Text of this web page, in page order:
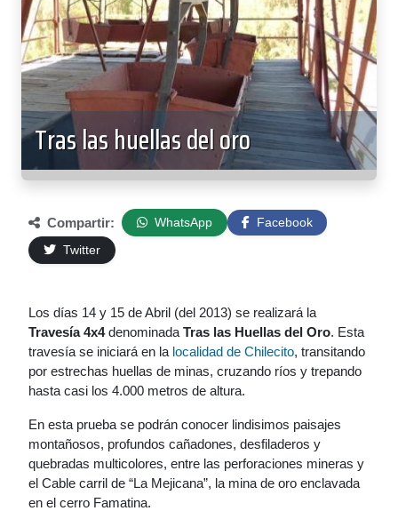
Tras las huellas del oro
Compartir: WhatsApp
Facebook
Twitter
Los días 14 y 15 de Abril (del 2013) se realizará la
Travesía 4x4denominada Tras las Huellas del Oro. Esta
travesía se iniciará en la localidad de Chilecito, transitando
por estrechas huellas de minas, cruzando ríos y trepando
hasta casi los 4.000 metros de altura.
En esta prueba se podrán conocer lindisimos paisajes
montañosos, profundos cañadones, desfiladeros y
quebradas multicolores, entre las perforaciones mineras y
el Cable carril de “La Mejicana”, la mina de oro enclavada
en el cerro Famatina.